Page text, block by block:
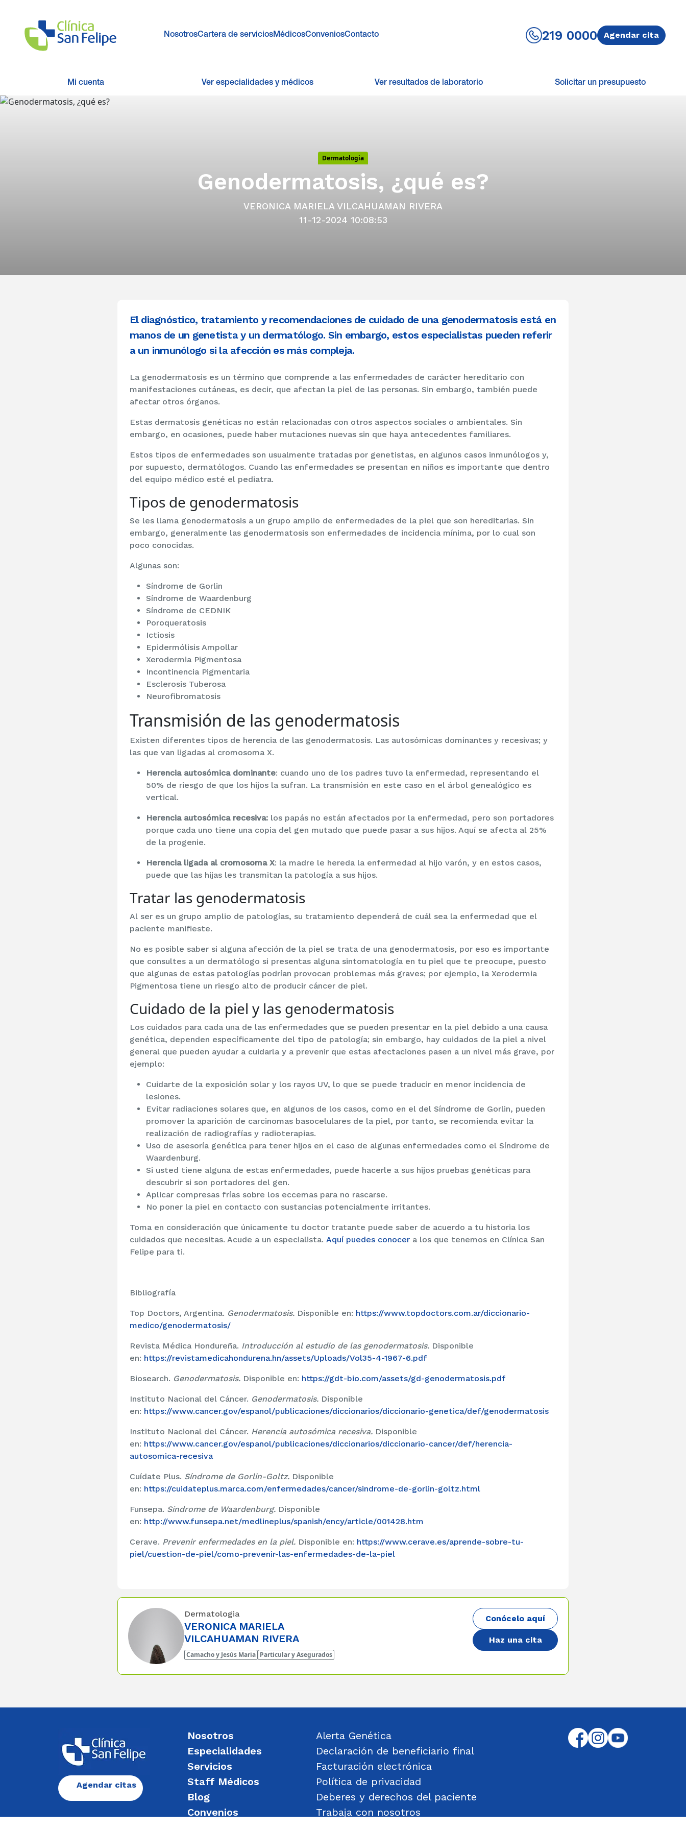
NosotrosCartera de serviciosMédicosConveniosContacto 219 0000 Agendar cita
Mi cuenta Ver especialidades y médicos Ver resultados de laboratorio Solicitar un presupuesto
Dermatologia
Genodermatosis, ¿qué es?
VERONICA MARIELA VILCAHUAMAN RIVERA
11-12-2024 10:08:53
El diagnóstico, tratamiento y recomendaciones de cuidado de una genodermatosis está en
manos de un genetista y un dermatólogo. Sin embargo, estos especialistas pueden referir
a un inmunólogo si la afección es más compleja.
La genodermatosis es un término que comprende a las enfermedades de carácter hereditario con
manifestaciones cutáneas, es decir, que afectan la piel de las personas. Sin embargo, también puede
afectar otros órganos.
Estas dermatosis genéticas no están relacionadas con otros aspectos sociales o ambientales. Sin
embargo, en ocasiones, puede haber mutaciones nuevas sin que haya antecedentes familiares.
Estos tipos de enfermedades son usualmente tratadas por genetistas, en algunos casos inmunólogos y,
por supuesto, dermatólogos. Cuando las enfermedades se presentan en niños es importante que dentro
del equipo médico esté el pediatra.
Tipos de genodermatosis
Se les llama genodermatosis a un grupo amplio de enfermedades de la piel que son hereditarias. Sin
embargo, generalmente las genodermatosis son enfermedades de incidencia mínima, por lo cual son
poco conocidas.
Algunas son:
Síndrome de Gorlin
Síndrome de Waardenburg
Síndrome de CEDNIK
Poroqueratosis
Ictiosis
Epidermólisis Ampollar
Xerodermia Pigmentosa
Incontinencia Pigmentaria
Esclerosis Tuberosa
Neurofibromatosis
Transmisión de las genodermatosis
Existen diferentes tipos de herencia de las genodermatosis. Las autosómicas dominantes y recesivas; y
las que van ligadas al cromosoma X.
Herencia autosómica dominante: cuando uno de los padres tuvo la enfermedad, representando el
50% de riesgo de que los hijos la sufran. La transmisión en este caso en el árbol genealógico es
vertical.
Herencia autosómica recesiva:los papás no están afectados por la enfermedad, pero son portadores
porque cada uno tiene una copia del gen mutado que puede pasar a sus hijos. Aquí se afecta al 25%
de la progenie.
Herencia ligada al cromosoma X: la madre le hereda la enfermedad al hijo varón, y en estos casos,
puede que las hijas les transmitan la patología a sus hijos.
Tratar las genodermatosis
Al ser es un grupo amplio de patologías, su tratamiento dependerá de cuál sea la enfermedad que el
paciente manifieste.
No es posible saber si alguna afección de la piel se trata de una genodermatosis, por eso es importante
que consultes a un dermatólogo si presentas alguna sintomatología en tu piel que te preocupe, puesto
que algunas de estas patologías podrían provocan problemas más graves; por ejemplo, la Xerodermia
Pigmentosa tiene un riesgo alto de producir cáncer de piel.
Cuidado de la piel y las genodermatosis
Los cuidados para cada una de las enfermedades que se pueden presentar en la piel debido a una causa
genética, dependen específicamente del tipo de patología; sin embargo, hay cuidados de la piel a nivel
general que pueden ayudar a cuidarla y a prevenir que estas afectaciones pasen a un nivel más grave, por
ejemplo:
Cuidarte de la exposición solar y los rayos UV, lo que se puede traducir en menor incidencia de
lesiones.
Evitar radiaciones solares que, en algunos de los casos, como en el del Síndrome de Gorlin, pueden
promover la aparición de carcinomas basocelulares de la piel, por tanto, se recomienda evitar la
realización de radiografías y radioterapias.
Uso de asesoría genética para tener hijos en el caso de algunas enfermedades como el Síndrome de
Waardenburg.
Si usted tiene alguna de estas enfermedades, puede hacerle a sus hijos pruebas genéticas para
descubrir si son portadores del gen.
Aplicar compresas frías sobre los eccemas para no rascarse.
No poner la piel en contacto con sustancias potencialmente irritantes.
Toma en consideración que únicamente tu doctor tratante puede saber de acuerdo a tu historia los
cuidados que necesitas. Acude a un especialista. Aquí puedes conocera los que tenemos en Clínica San
Felipe para ti.
Bibliografía
Top Doctors, Argentina. Genodermatosis. Disponible en: https://www.topdoctors.com.ar/diccionario-
medico/genodermatosis/
Revista Médica Hondureña. Introducción al estudio de las genodermatosis. Disponible
en: https://revistamedicahondurena.hn/assets/Uploads/Vol35-4-1967-6.pdf
Biosearch. Genodermatosis. Disponible en: https://gdt-bio.com/assets/gd-genodermatosis.pdf
Instituto Nacional del Cáncer. Genodermatosis. Disponible
en: https://www.cancer.gov/espanol/publicaciones/diccionarios/diccionario-genetica/def/genodermatosis
Instituto Nacional del Cáncer. Herencia autosómica recesiva. Disponible
en: https://www.cancer.gov/espanol/publicaciones/diccionarios/diccionario-cancer/def/herencia-
autosomica-recesiva
Cuídate Plus. Síndrome de Gorlin-Goltz. Disponible
en: https://cuidateplus.marca.com/enfermedades/cancer/sindrome-de-gorlin-goltz.html
Funsepa. Síndrome de Waardenburg. Disponible
en: http://www.funsepa.net/medlineplus/spanish/ency/article/001428.htm
Cerave. Prevenir enfermedades en la piel. Disponible en: https://www.cerave.es/aprende-sobre-tu-
piel/cuestion-de-piel/como-prevenir-las-enfermedades-de-la-piel
Dermatologia
VERONICA MARIELA
VILCAHUAMAN RIVERA
Camacho y Jesús Maria Particular y Asegurados
Conócelo aquí
Haz una cita
Agendar citas
Nosotros
Especialidades
Servicios
Staff Médicos
Blog
Convenios
Alerta Genética
Declaración de beneficiario final
Facturación electrónica
Política de privacidad
Deberes y derechos del paciente
Trabaja con nosotros